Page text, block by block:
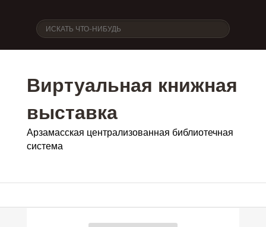
Виртуальная книжная
выставка
Арзамасская централизованная библиотечная
система